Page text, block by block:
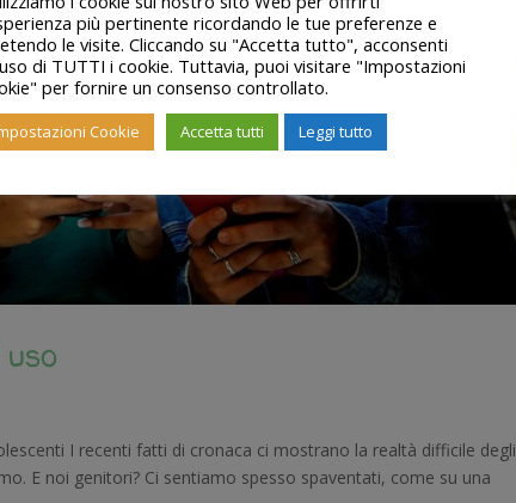
I recenti fatti di cronaca ci mostrano la realtà difficile degli
E noi genitori? Ci sentiamo spesso spaventati, come su una
più pertinente ricordando le tue preferenze e
le visite. Cliccando su "Accetta tutto", acconsenti
di TUTTI i cookie. Tuttavia, puoi visitare "Impostazioni
per fornire un consenso controllato.
Cookie Accetta tutti Leggi tutto